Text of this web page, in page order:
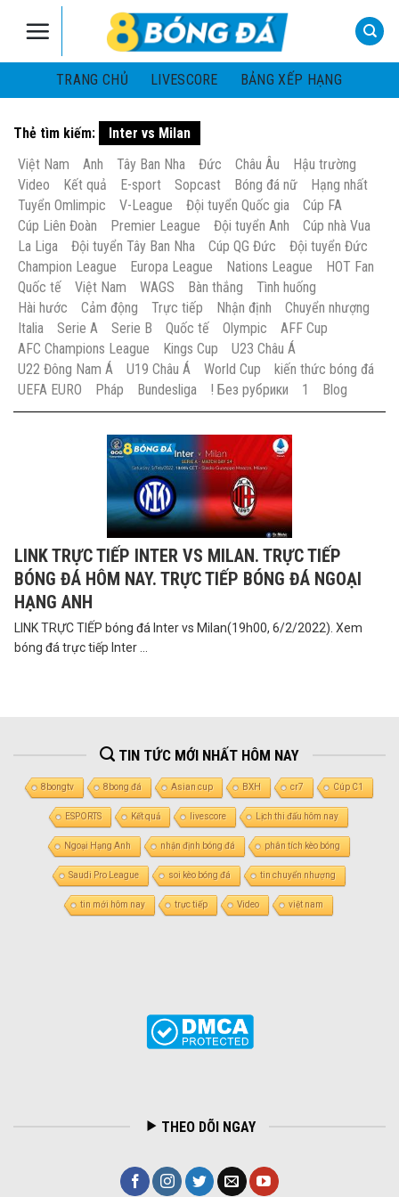
TRANG CHỦ
LIVESCORE BẢNG XẾP HẠNG
Thẻ tìm kiếm:
Inter vs Milan
Việt Nam
Anh Tây Ban Nha Đức Châu Âu
Hậu trường
Video
Kết quả E-sport Sopcast Bóng đá nữ
Hạng nhất
Tuyển Omlimpic
V-League Đội tuyển Quốc gia
Cúp FA
Cúp Liên Đoàn
Premier League Đội tuyển Anh
Cúp nhà Vua
La Liga
Đội tuyển Tây Ban Nha Cúp QG Đức
Đội tuyển Đức
Champion League
Europa League Nations League
HOT Fan
Quốc tế
Việt Nam WAGS Bàn thắng
Tình huống
Hài hước
Cảm động Trực tiếp Nhận định
Chuyển nhượng
Italia
Serie A Serie B Quốc tế Olympic
AFF Cup
AFC Champions League
Kings Cup
U23 Châu Á
U22 Đông Nam Á
U19 Châu Á World Cup
kiến thức bóng đá
UEFA EURO
Pháp Bundesliga ! Без рубрики 1 Blog
LINK TRỰC TIẾP INTER VS MILAN. TRỰC TIẾP
BÓNG ĐÁ HÔM NAY. TRỰC TIẾP BÓNG ĐÁ NGOẠI
HẠNG ANH
LINK TRỰC TIẾP bóng đá Inter vs Milan(19h00, 6/2/2022). Xem
bóng đá trực tiếp Inter ...
TIN TỨC MỚI NHẤT HÔM NAY
8bongtv 8bong đá Asian cup BXH cr7 Cúp C1
ESPORTS Kết quả livescore Lịch thi đấu hôm nay
Ngoại Hạng Anh nhận định bóng đá phân tích kèo bóng
Saudi Pro League soi kèo bóng đá tin chuyển nhượng
tin mới hôm nay trực tiếp Video việt nam
THEO DÕI NGAY